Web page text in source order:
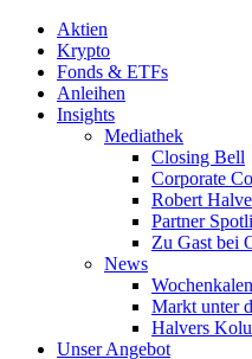
Aktien
Krypto
Fonds & ETFs
Anleihen
Insights
Mediathek
Closing Bell
Corporate
Robert
Partner
Zu Gast bei
News
Markt unter
Halvers
Unser Angebot